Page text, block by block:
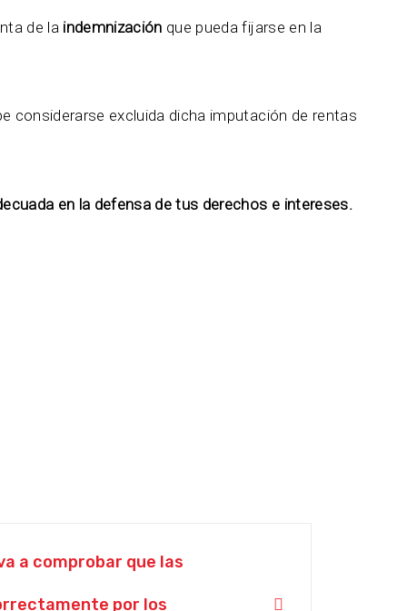
de la indemnización que pueda fijarse en la
considerarse excluida dicha imputación de rentas
en la defensa de tus derechos e intereses.
a comprobar que las
por los